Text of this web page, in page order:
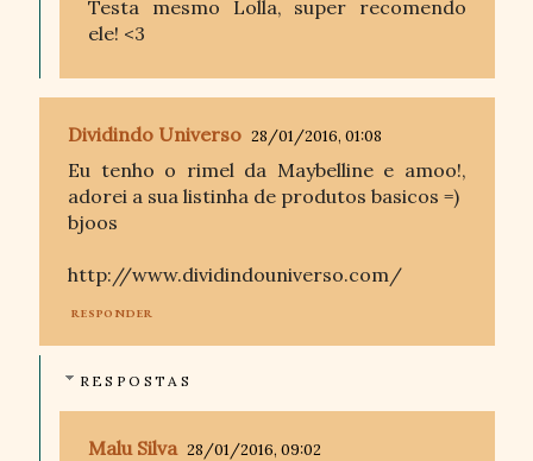
Testa mesmo Lolla, super recomendo
ele! <3
Dividindo Universo 28/01/2016, 01:08
Eu tenho o rimel da Maybelline e amoo!,
adorei a sua listinha de produtos basicos =)
bjoos
http://www.dividindouniverso.com/
RESPONDER
RESPOSTAS
Malu Silva 28/01/2016, 09:02